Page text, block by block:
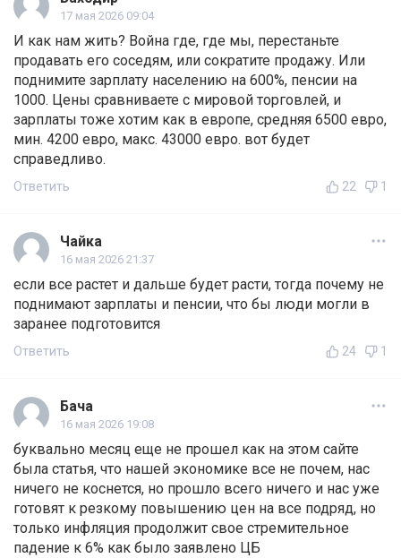
17 мая 2026 09:04
И как нам жить? Война где, где мы, перестаньте
продавать его соседям, или сократите продажу. Или
поднимите зарплату населению на 600%, пенсии на
1000. Цены сравниваете с мировой торговлей, и
зарплаты тоже хотим как в европе, средняя 6500 евро,
мин. 4200 евро, макс. 43000 евро. вот будет
справедливо.
Ответить 22 1
Чайка
16 мая 2026 21:37
если все растет и дальше будет расти, тогда почему не
поднимают зарплаты и пенсии, что бы люди могли в
заранее подготовится
Ответить 24 1
Бача
16 мая 2026 19:08
буквально месяц еще не прошел как на этом сайте
была статья, что нашей экономике все не почем, нас
ничего не коснется, но прошло всего ничего и нас уже
готовят к резкому повышению цен на все подряд, но
только инфляция продолжит свое стремительное
падение к 6% как было заявлено ЦБ